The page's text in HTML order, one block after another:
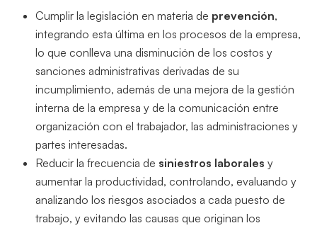
Cumplir la legislación en materia de prevención,
integrando esta última en los procesos de la empresa,
lo que conlleva una disminución de los costos y
sanciones administrativas derivadas de su
incumplimiento, además de una mejora de la gestión
interna de la empresa y de la comunicación entre
organización con el trabajador, las administraciones y
partes interesadas.
Reducir la frecuencia de siniestros laborales y
aumentar la productividad, controlando, evaluando y
analizando los riesgos asociados a cada puesto de
trabajo, y evitando las causas que originan los